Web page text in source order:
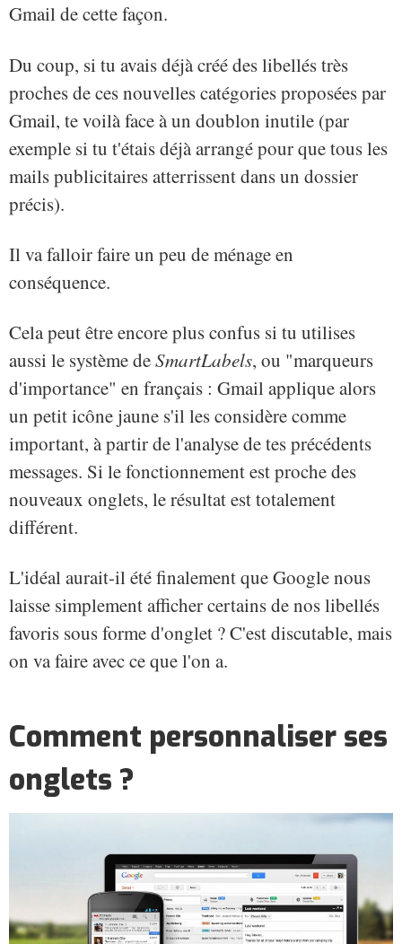
Gmail de cette façon.
Du coup, si tu avais déjà créé des libellés très
proches de ces nouvelles catégories proposées par
Gmail, te voilà face à un doublon inutile (par
exemple si tu t'étais déjà arrangé pour que tous les
mails publicitaires atterrissent dans un dossier
précis).
Il va falloir faire un peu de ménage en
conséquence.
Cela peut être encore plus confus si tu utilises
aussi le système deSmartLabels, ou "marqueurs
d'importance" en français : Gmail applique alors
un petit icône jaune s'il les considère comme
important, à partir de l'analyse de tes précédents
messages. Si le fonctionnement est proche des
nouveaux onglets, le résultat est totalement
différent.
L'idéal aurait-il été finalement que Google nous
laisse simplement afficher certains de nos libellés
favoris sous forme d'onglet ? C'est discutable, mais
on va faire avec ce que l'on a.
Comment personnaliser ses
onglets ?